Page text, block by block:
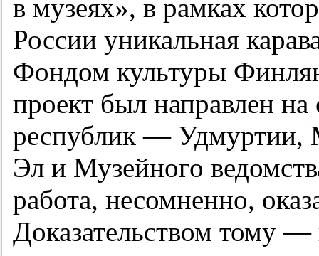
в музеях», в рамках
России уникальная
Фондом культуры
проект был направлен на
республик —
Эл и Музейного
работа, несомненно,
Доказательством тому —